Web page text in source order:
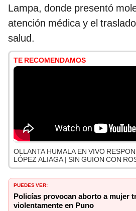
Lampa, donde presentó
atención médica y el
salud.
TE RECOMENDAMOS
OLLANTA HUMALA EN VIVO
LÓPEZ ALIAGA | SIN GUION CON
PUEDES VER:
Policías provocan aborto a mujer
violentamente en Puno